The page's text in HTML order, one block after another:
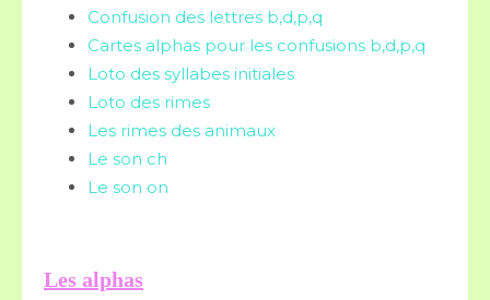
Confusion des lettres b,d,p,q
Cartes alphas pour les confusions b,d,p,q
Loto des syllabes initiales
Loto des rimes
Les rimes des animaux
Le son ch
Le son on
Les alphas